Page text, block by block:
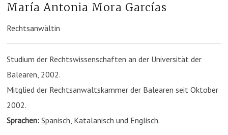
María Antonia Mora Garcías
Rechtsanwältin
Studium der Rechtswissenschaften an der Universität der
Balearen, 2002.
Mitglied der Rechtsanwaltskammer der Balearen seit Oktober
2002.
Sprachen: Spanisch, Katalanisch und Englisch.